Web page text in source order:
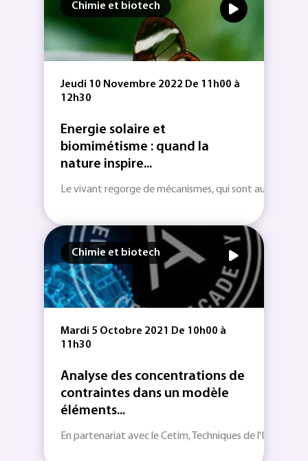
Chimie et biotech
Jeudi 10 Novembre 2022 De 11h00 à
12h30
Energie solaire et
biomimétisme : quand la
nature inspire...
Le vivant regorge de mécanismes, qui sont autant de
Chimie et biotech
Mardi 5 Octobre 2021 De 10h00 à
11h30
Analyse des concentrations de
contraintes dans un modèle
éléments...
En partenariat avec le Cetim, Techniques de l'Ingénieur